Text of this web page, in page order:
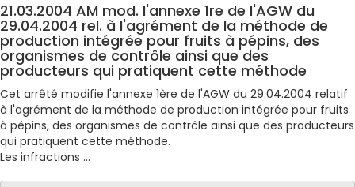
21.03.2004 AM mod. l'annexe 1re de l'AGW du
29.04.2004 rel. à l'agrément de la méthode de
production intégrée pour fruits à pépins, des
organismes de contrôle ainsi que des
producteurs qui pratiquent cette méthode
Cet arrêté modifie l'annexe 1ère de l'AGW du 29.04.2004 relatif
à l'agrément de la méthode de production intégrée pour fruits
à pépins, des organismes de contrôle ainsi que des producteurs
qui pratiquent cette méthode.
Les infractions ...